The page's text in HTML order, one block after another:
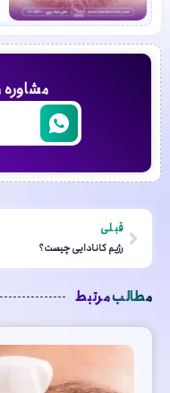
مشاوره
قبلی
رژیم کانادایی چیست؟
مطالب مرتبط